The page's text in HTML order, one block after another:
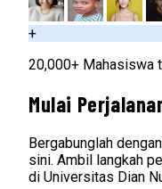
+
20,000+ Mahasiswa
Mulai
Bergabunglah
sini. Ambil langkah
di Universitas Dian